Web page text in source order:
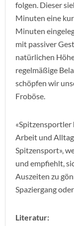
folgen. Dieser
Minuten eine
Minuten
mit passiver
natürlichen
regelmäßige
schöpfen wir
Froböse.
«Spitzensportler
Arbeit und
Spitzensport»,
und empfiehlt,
Auszeiten zu
Spaziergang
Literatur: